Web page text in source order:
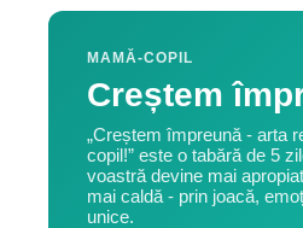
MAMĂ-COPIL
Creștem
„Creștem împreună - arta
copil!” este o tabără de 5
voastră devine mai
mai caldă - prin joacă,
unice.